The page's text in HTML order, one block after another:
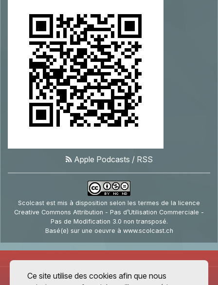
Apple Podcasts / RSS
Scolcast est mis à disposition selon les termes de la licence
Creative Commons Attribution - Pas d’Utilisation Commerciale -
Pas de Modification 3.0 non transposé.
Basé(e) sur une oeuvre à www.scolcast.ch
Ce site utilise des cookies afin que nous